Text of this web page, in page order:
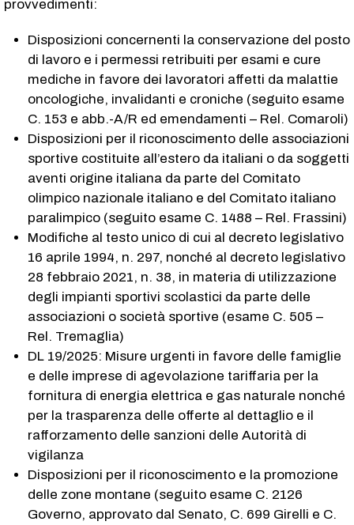
provvedimenti:
Disposizioni concernenti la conservazione del posto
di lavoro e i permessi retribuiti per esami e cure
mediche in favore dei lavoratori affetti da malattie
oncologiche, invalidanti e croniche (seguito esame
C. 153​ e abb.-A/R ed emendamenti – Rel. Comaroli)
Disposizioni per il riconoscimento delle associazioni
sportive costituite all’estero da italiani o da soggetti
aventi origine italiana da parte del Comitato
olimpico nazionale italiano e del Comitato italiano
paralimpico (seguito esame C. 1488​ – Rel. Frassini)
Modifiche al testo unico di cui al decreto legislativo
16 aprile 1994, n. 297, nonché al decreto legislativo
28 febbraio 2021, n. 38, in materia di utilizzazione
degli impianti sportivi scolastici da parte delle
associazioni o società sportive (esame C. 505​ –
Rel. Tremaglia)
DL 19/2025: Misure urgenti in favore delle famiglie
e delle imprese di agevolazione tariffaria per la
fornitura di energia elettrica e gas naturale nonché
per la trasparenza delle offerte al dettaglio e il
rafforzamento delle sanzioni delle Autorità di
vigilanza
Disposizioni per il riconoscimento e la promozione
delle zone montane (seguito esame C. 2126​
Governo, approvato dal Senato, C. 699​ Girelli e C.